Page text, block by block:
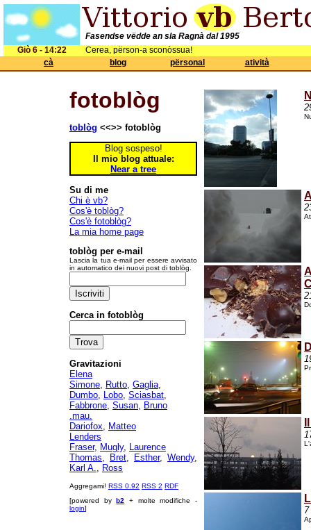
Fasendse vëdde an sla Ragnà dal 1995
Giò 6 - 14:22
Cerea, përson-a sconòssua!
cà
blog përsonal atività
fotoblòg
toblòg <<>> fotoblòg
Blog sospeso!
Il mio blog attuale:
Near a tree
Su di me
Chi è vb?
Cos'è toblòg?
Cos'è fotoblòg?
La mia home page
toblòg per e-mail
Lascia la tua e-mail per essere avvisato
in automatico dei nuovi post di toblòg.
Cerca in fotoblòg
Gravitazioni
Elena
Simone, Rutto, Gaglia,
Dumbo, Lobo, Sciasbat,
Fabbrone, Susan, Bruno
.mau.
Dariofox, Matteo
Lenders
Fraser, Mugly, Laurence
Thomas, Bret, Esther, Wendy,
Karl A., Ross
Aggregami! RSS 0.92 RSS 2 RDF
[powered byb2
+ molte modifiche -
login]